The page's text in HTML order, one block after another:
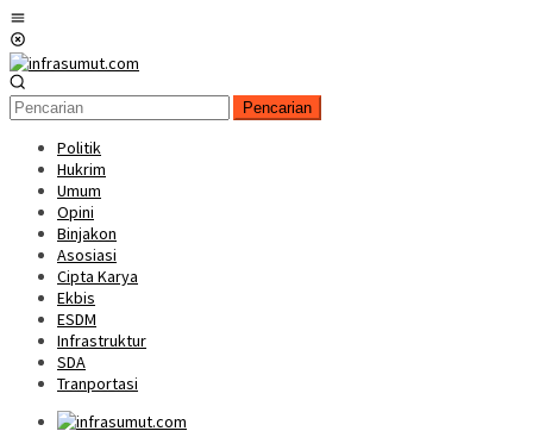
Loncat
ke
konten
Pencarian
Politik
Hukrim
Umum
Opini
Binjakon
Asosiasi
Cipta Karya
Ekbis
ESDM
Infrastruktur
SDA
Tranportasi